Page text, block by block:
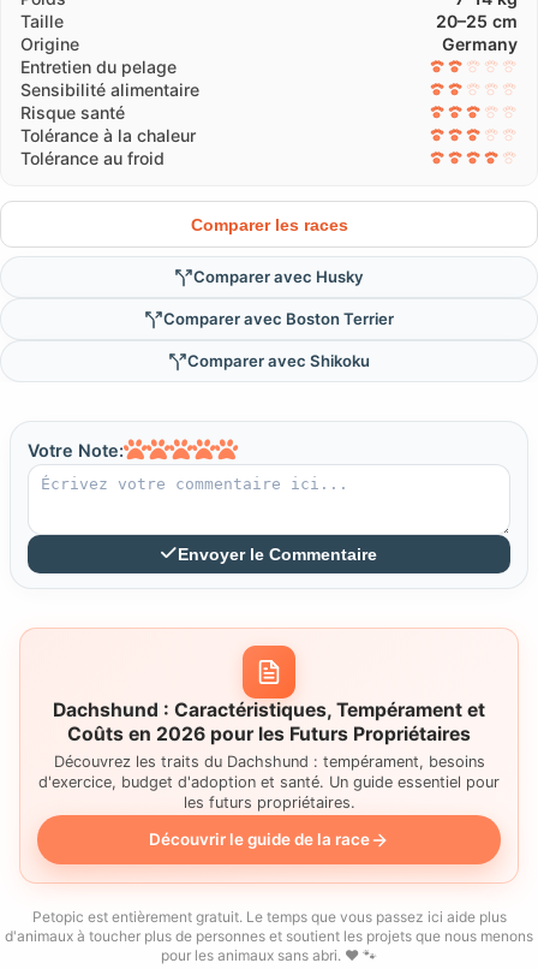
Taille
20–25 cm
Origine
Germany
Entretien du pelage
Sensibilité alimentaire
Risque santé
Tolérance à la chaleur
Tolérance au froid
Comparer les races
Comparer avec Husky
Comparer avec Boston Terrier
Comparer avec Shikoku
Votre Note:
Envoyer le Commentaire
Dachshund : Caractéristiques, Tempérament et
Coûts en 2026 pour les Futurs Propriétaires
Découvrez les traits du Dachshund : tempérament, besoins
d'exercice, budget d'adoption et santé. Un guide essentiel pour
les futurs propriétaires.
Découvrir le guide de la race
Petopic est entièrement gratuit. Le temps que vous passez ici aide plus
d'animaux à toucher plus de personnes et soutient les projets que nous menons
pour les animaux sans abri. ❤️ 🐾